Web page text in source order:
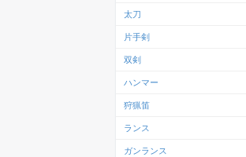
太刀
片手剣
双剣
ハンマー
狩猟笛
ランス
ガンランス